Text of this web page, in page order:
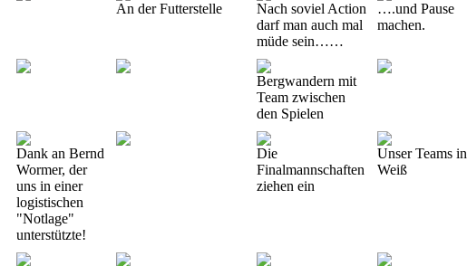
An der Futterstelle
Nach soviel Action
darf man auch mal
müde sein……
….und Pause
machen.
Bergwandern mit
Team zwischen
den Spielen
Dank an Bernd
Wormer, der
uns in einer
logistischen
"Notlage"
unterstützte!
Die
Finalmannschaften
ziehen ein
Unser Teams in
Weiß